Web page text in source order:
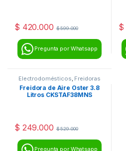
$ 420.000 $599.000
Pregunta por Whatsapp
$
Electrodomésticos, Freidoras
de Aire
Freidora de Aire Oster 3.8
Litros CKSTAF38MNS
$ 249.000 $529.000
Pregunta por Whatsapp